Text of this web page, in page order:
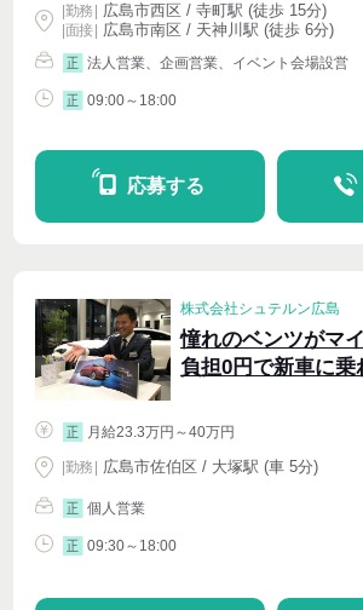
|勤務 広島市西区 / 寺町駅 (徒歩 15分)
| 面接 | 広島市南区 / 天神川駅 (徒歩 6分)
正 法人営業、企画営業、イベント会場設営
正 09:00～18:00
応募する
株式会社シュテルン広島
憧れのベンツがマ
負担0円で新車に乗
正 月給23.3万円～40万円
|勤務 広島市佐伯区 / 大塚駅 (車 5分)
正 個人営業
正 09:30～18:00